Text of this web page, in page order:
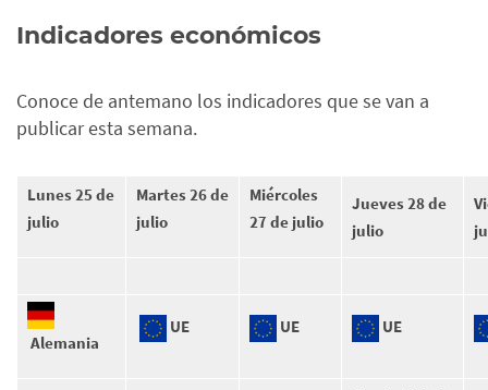
Indicadores económicos
Conoce de antemano los indicadores que se van a
publicar esta semana.
Lunes 25 de
julio
Martes 26 de
julio
Miércoles
27 de julio
Jueves 28 de
julio
Alemania
UE UE UE